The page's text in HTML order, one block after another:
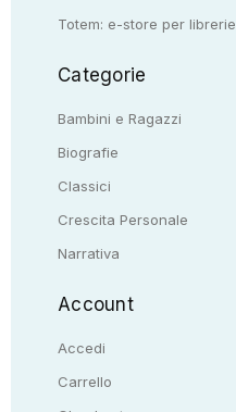
Totem: e-store per librerie
Categorie
Bambini e Ragazzi
Biografie
Classici
Crescita Personale
Narrativa
Account
Accedi
Carrello